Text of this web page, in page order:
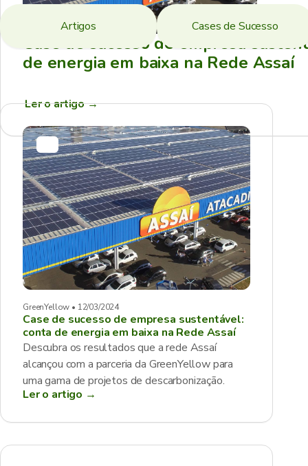
Case de sucesso de empresa
de energia em baixa na Rede Assaí
Ler o artigo→
Artigos Cases de Sucesso
GreenYellow • 12/03/2024
Case de sucesso de empresa sustentável:
conta de energia em baixa na Rede Assaí
Descubra os resultados que a rede Assaí
alcançou com a parceria da GreenYellow para
uma gama de projetos de descarbonização.
Ler o artigo →